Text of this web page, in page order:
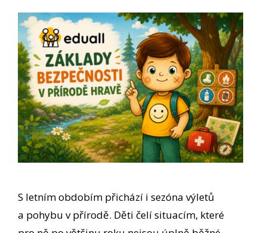
S letním obdobím přichází i sezóna výletů
a pohybu v přírodě. Děti čelí situacím, které